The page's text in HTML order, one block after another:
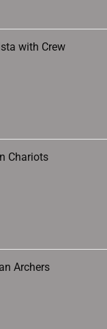
with Crew
Chariots
Archers